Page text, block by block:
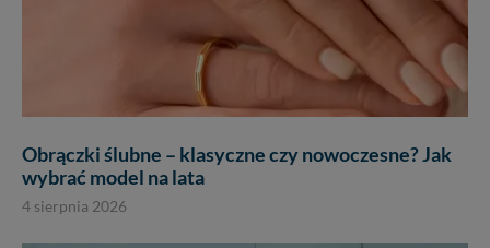
Obrączki ślubne – klasyczne czy nowoczesne? Jak
wybrać model na lata
4 sierpnia 2026